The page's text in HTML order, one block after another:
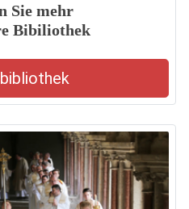
Sie mehr
Bibiliothek